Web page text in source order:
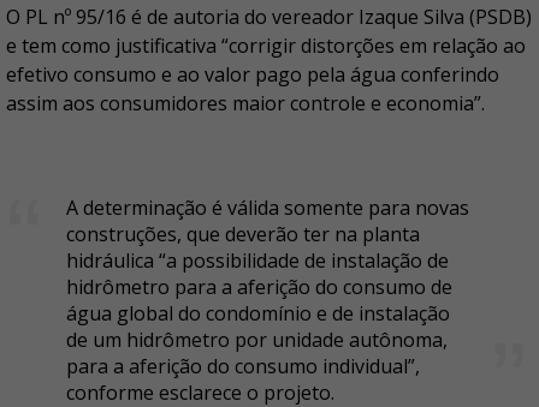
O PL nº 95/16 é de autoria do vereador Izaque Silva (PSDB)
e tem como justificativa “corrigir distorções em relação ao
efetivo consumo e ao valor pago pela água conferindo
assim aos consumidores maior controle e economia”.
A determinação é válida somente para novas
construções, que deverão ter na planta
hidráulica “a possibilidade de instalação de
hidrômetro para a aferição do consumo de
água global do condomínio e de instalação
de um hidrômetro por unidade autônoma,
para a aferição do consumo individual”,
conforme esclarece o projeto.